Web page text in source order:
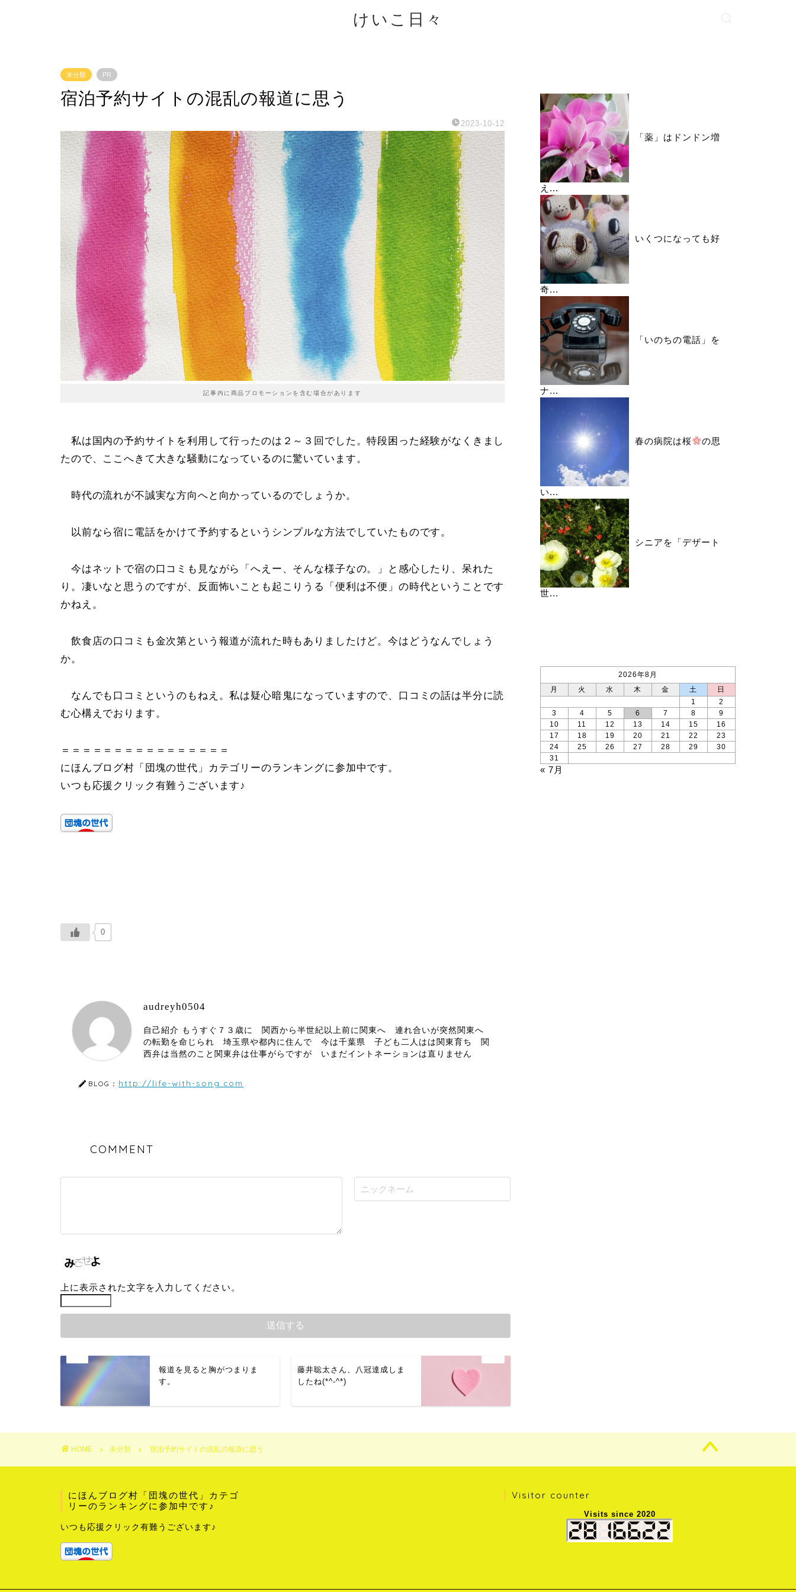
けいこ日々
未分類 PR
宿泊予約サイトの混乱の報道に思う
2023-10-12
記事内に商品プロモーションを含む場合があります
私は国内の予約サイトを利用して行ったのは２～３回でした。特段困った経験がなくきまし
たので、ここへきて大きな騒動になっているのに驚いています。
時代の流れが不誠実な方向へと向かっているのでしょうか。
以前なら宿に電話をかけて予約するというシンプルな方法でしていたものです。
今はネットで宿の口コミも見ながら「へえー、そんな様子なの。」と感心したり、呆れた
り。凄いなと思うのですが、反面怖いことも起こりうる「便利は不便」の時代ということです
かねえ。
飲食店の口コミも金次第という報道が流れた時もありましたけど。今はどうなんでしょう
か。
なんでも口コミというのもねえ。私は疑心暗鬼になっていますので、口コミの話は半分に読
む心構えでおります。
＝＝＝＝＝＝＝＝＝＝＝＝＝＝＝＝
にほんブログ村「団塊の世代」カテゴリーのランキングに参加中です。
いつも応援クリック有難うございます♪
0
audreyh0504
自己紹介 もうすぐ７３歳に 関西から半世紀以上前に関東へ 連れ合いが突然関東へ
の転勤を命じられ 埼玉県や都内に住んで 今は千葉県 子ども二人はは関東育ち 関
西弁は当然のこと関東弁は仕事がらですが いまだイントネーションは直りません
BLOG： http://life-with-song.com
COMMENT
上に表示された文字を入力してください。
報道を見ると胸がつまりま
す。
藤井聡太さん、八冠達成しま
したね(*^-^*)
「薬」はドンドン増
え...
いくつになっても好
奇...
「いのちの電話」を
ナ...
春の病院は桜 の思
い...
シニアを「デザート
世...
2026年8月
月
火 水 木 金 土
日
1
2
3
4 5 6 7 8
9
10
11 12 13 14 15
16
17
18 19 20 21 22
23
24
25 26 27 28 29
30
31
« 7月
HOME 未分類 宿泊予約サイトの混乱の報道に思う
にほんブログ村「団塊の世代」カテゴ
リーのランキングに参加中です♪
いつも応援クリック有難うございます♪
Visitor counter
Visits since 2020